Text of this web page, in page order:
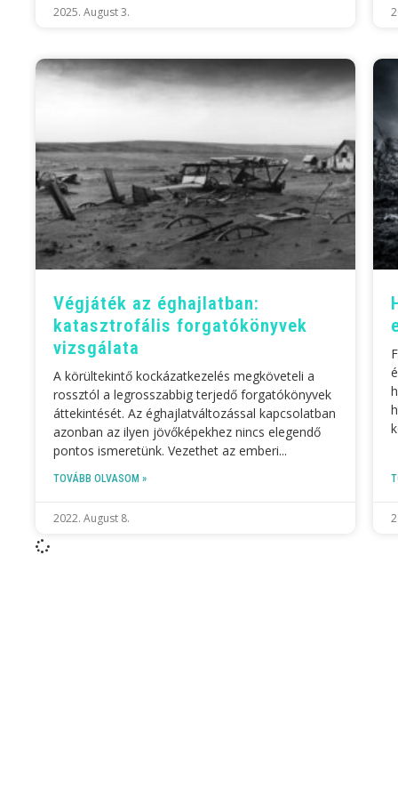
2025. August 3.
Végjáték az éghajlatban:
katasztrofális forgatókönyvek
vizsgálata
A körültekintő kockázatkezelés megköveteli a
rossztól a legrosszabbig terjedő forgatókönyvek
áttekintését. Az éghajlatváltozással kapcsolatban
azonban az ilyen jövőképekhez nincs elegendő
pontos ismeretünk. Vezethet az emberi
TOVÁBB OLVASOM »
2022. August 8.